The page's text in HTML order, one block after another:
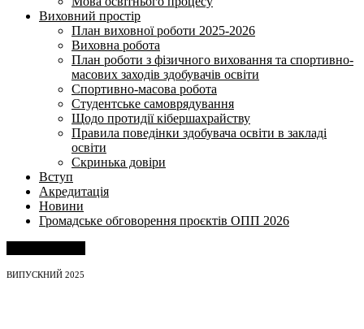
Виховний простір
План виховної роботи 2025-2026
Виховна робота
План роботи з фізичного виховання та спортивно-
масових заходів здобувачів освіти
Спортивно-масова робота
Студентське самоврядування
Щодо протидії кібершахрайству
Правила поведінки здобувача освіти в закладі
освіти
Скринька довіри
Вступ
Акредитація
Новини
Громадське обговорення проєктів ОПП 2026
ВИПУСКНИЙ 2025